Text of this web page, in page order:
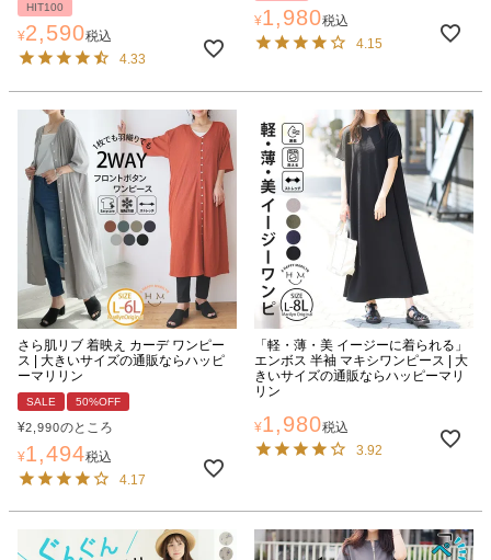
HIT100
¥2,590税込
4.33
¥1,980税込
4.15
さら肌リブ 着映え カーデ ワンピー
ス | 大きいサイズの通販ならハッピ
ーマリリン
SALE 50%OFF
¥2,990のところ
¥1,494税込
4.17
「軽・薄・美 イージーに着られる」
エンボス 半袖 マキシワンピース | 大
きいサイズの通販ならハッピーマリ
リン
¥1,980税込
3.92